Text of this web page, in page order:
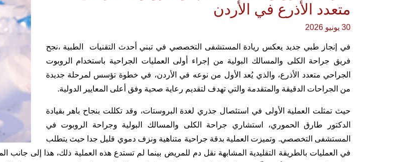
متعدد الأذرع في الأردن
30 يونيو 2026
في إنجاز طبي جديد يعكس ريادة المستشفى التخصصي في تبني أحدث التقنيات الطبية ،نجح
فريق جراحة الكلى والمسالك البولية من إجراء أولى العمليات الجراحية باستخدام الروبوت
الجراحي متعدد الأذرع، والذي يُعد الأول من نوعه في الأردن، في خطوة تؤسس لمرحلة جديدة
من الجراحات الدقيقة والمتقدمة والتي تهدف لتقديم رعاية صحية وفق أعلى المعايير الدولية.
حيث تمثلت العملية الأولى في استئصال جذري لغدة البروستات، وقد تكللت بنجاح باهر بقيادة
الدكتور طارق الحموري، استشاري جراحة الكلى والمسالك البولية وجراحة الروبوت في
المستشفى التخصصي. وتميزت العملية بدقة جراحية متناهية ونزف دموي قليل جدا حيث يتطلب
في العمليات بالطريقة التقليدية المشابهة نقل دم للمريض بينما لم تستدع هذه العملية ذلك، هذا إلى